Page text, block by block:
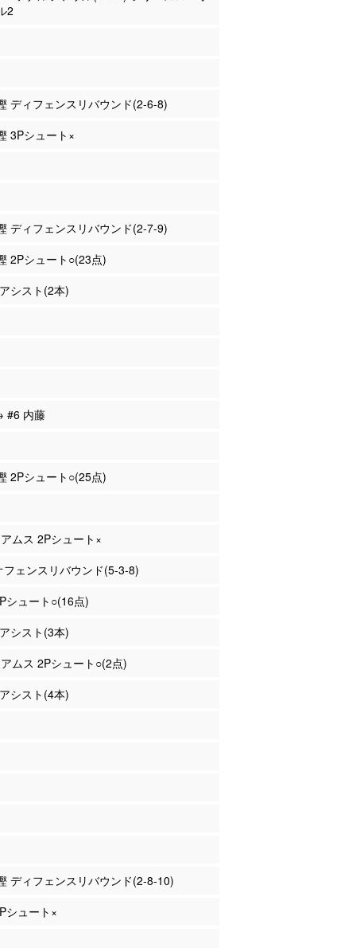
2
ディフェンスリバウンド(2-6-8)
3Pシュート×
ディフェンスリバウンド(2-7-9)
2Pシュート○(23点)
シスト(2本)
#6 内藤
2Pシュート○(25点)
ムス 2Pシュート×
フェンスリバウンド(5-3-8)
シュート○(16点)
シスト(3本)
ムス 2Pシュート○(2点)
シスト(4本)
ディフェンスリバウンド(2-8-10)
シュート×